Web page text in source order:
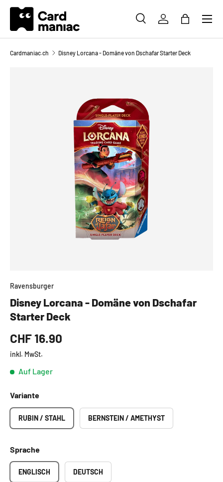
DIREKT ZUM INHALT
SUCHEEINLOGGEN
Menü
Cardmaniac.ch Disney Lorcana - Domäne von Dschafar Starter Deck
Ravensburger
Disney Lorcana - Domäne von Dschafar
Starter Deck
CHF 16.90
inkl. MwSt.
Auf Lager
Variante
RUBIN / STAHL BERNSTEIN / AMETHYST
Sprache
ENGLISCH DEUTSCH